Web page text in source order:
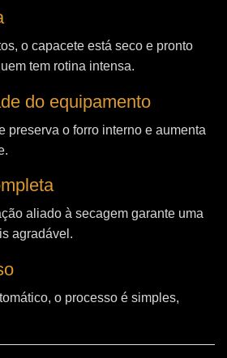
o capacete está seco e pronto
tem rotina intensa.
do equipamento
preserva o forro interno e aumenta
aliado à secagem garante uma
agradável.
o processo é simples,